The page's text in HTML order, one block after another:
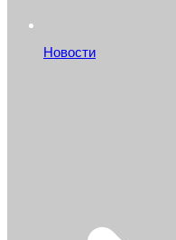
Новости